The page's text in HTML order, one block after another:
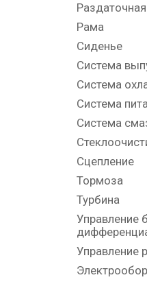
Рама
Сиденье
Система
Система
Система
Система
Сцепление
Тормоза
Турбина
Управление
Управление